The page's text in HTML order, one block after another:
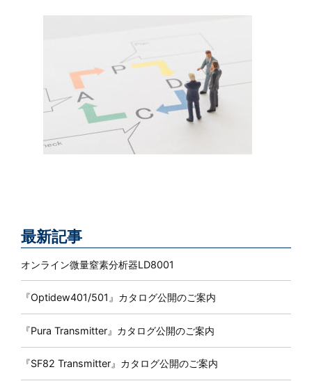
最新記事
オンライン微量窒素分析器LD8001
『Optidew401/501』カタログ公開のご案内
『Pura Transmitter』カタログ公開のご案内
『SF82 Transmitter』カタログ公開のご案内